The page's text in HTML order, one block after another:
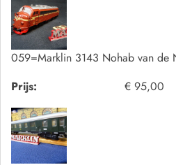
059=Marklin 3143 Nohab van de
Prijs:
€ 95,00